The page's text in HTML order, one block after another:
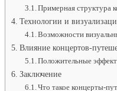
Примерная структура
Технологии и
Возможности
Влияние концертов-
Положительные
Заключение
Что такое концерты-